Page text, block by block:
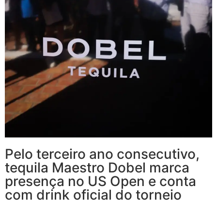
Pelo terceiro ano consecutivo,
tequila Maestro Dobel marca
presença no US Open e conta
com drink oficial do torneio